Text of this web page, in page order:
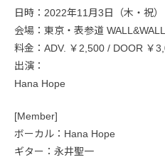
日時：2022年11月3日（木・祝
会場：東京・表参道 WALL&WALL
料金：ADV. ￥2,500 / DOOR ￥
出演：
Hana Hope
[Member]
ボーカル：Hana Hope
ギター：永井聖一